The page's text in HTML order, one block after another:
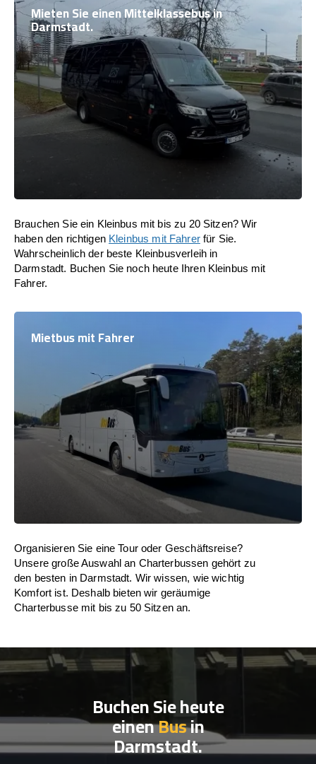
Mieten Sie einen Mittelklassebus in
Darmstadt.
Brauchen Sie ein Kleinbus mit bis zu 20 Sitzen? Wir
haben den richtigen Kleinbus mit Fahrerfür Sie.
Wahrscheinlich der beste Kleinbusverleih in
Darmstadt. Buchen Sie noch heute Ihren Kleinbus mit
Fahrer.
Mietbus mit Fahrer
Organisieren Sie eine Tour oder Geschäftsreise?
Unsere große Auswahl an Charterbussen gehört zu
den besten in Darmstadt. Wir wissen, wie wichtig
Komfort ist. Deshalb bieten wir geräumige
Charterbusse mit bis zu 50 Sitzen an.
Buchen Sie heute
einenBusin
Darmstadt.